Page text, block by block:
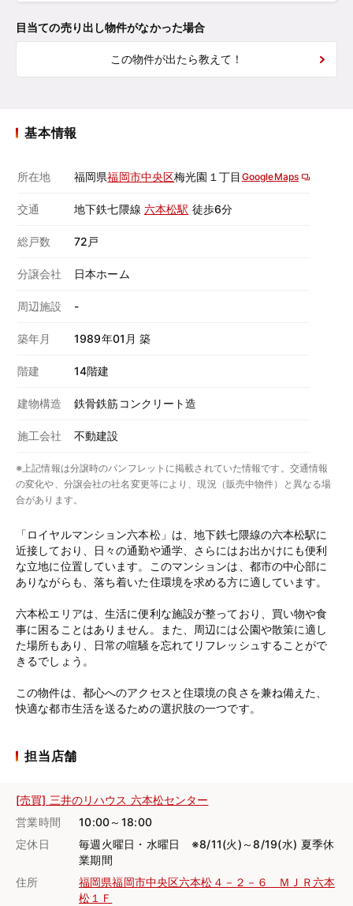
目当ての売り出し物件がなかった場合
この物件が出たら教えて！
基本情報
所在地 福岡県福岡市中央区梅光園１丁目 GoogleMaps
交通 地下鉄七隈線 六本松駅 徒歩6分
総戸数 72戸
分譲会社 日本ホーム
周辺施設 -
築年月 1989年01月 築
階建 14階建
建物構造 鉄骨鉄筋コンクリート造
施工会社 不動建設
※上記情報は分譲時のパンフレットに掲載されていた情報です。交通情報
の変化や、分譲会社の社名変更等により、現況（販売中物件）と異なる場
合があります。
「ロイヤルマンション六本松」は、地下鉄七隈線の六本松駅に
近接しており、日々の通勤や通学、さらにはお出かけにも便利
な立地に位置しています。このマンションは、都市の中心部に
ありながらも、落ち着いた住環境を求める方に適しています。
六本松エリアは、生活に便利な施設が整っており、買い物や食
事に困ることはありません。また、周辺には公園や散策に適し
た場所もあり、日常の喧騒を忘れてリフレッシュすることがで
きるでしょう。
この物件は、都心へのアクセスと住環境の良さを兼ね備えた、
快適な都市生活を送るための選択肢の一つです。
担当店舗
[売買] 三井のリハウス 六本松センター
営業時間
10:00～18:00
定休日
毎週火曜日・水曜日 ※8/11(火)～8/19(水) 夏季休
業期間
住所
福岡県福岡市中央区六本松４－２－６ ＭＪＲ六本
松１Ｆ